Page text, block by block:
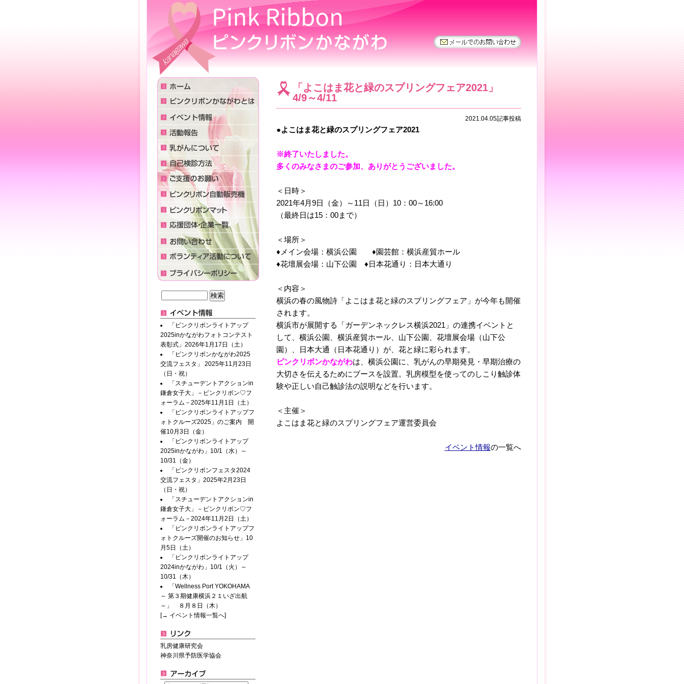
「よこはま花と緑のスプリングフェア2021」
4/9～4/11
2021.04.05記事投稿
●よこはま花と緑のスプリングフェア2021
※終了いたしました。
多くのみなさまのご参加、ありがとうございました。
＜日時＞
2021年4月9日（金）～11日（日）10：00～16:00
（最終日は15：00まで）
＜場所＞
♦メイン会場：横浜公園 ♦園芸館：横浜産貿ホール
♦花壇展会場：山下公園 ♦日本花通り：日本大通り
＜内容＞
横浜の春の風物詩「よこはま花と緑のスプリングフェア」が今年も開催
されます。
横浜市が展開する「ガーデンネックレス横浜2021」の連携イベントと
して、横浜公園、横浜産貿ホール、山下公園、花壇展会場（山下公
園）、日本大通（日本花通り）が、花と緑に彩られます。
ピンクリボンかながわは、横浜公園に、乳がんの早期発見・早期治療の
大切さを伝えるためにブースを設置。乳房模型を使ってのしこり触診体
験や正しい自己触診法の説明などを行います。
＜主催＞
よこはま花と緑のスプリングフェア運営委員会
イベント情報の一覧へ
「ピンクリボンライトアップ
2025inかながわフォトコンテスト
表彰式」2026年1月17日（土）
「ピンクリボンかながわ2025
交流フェスタ」 2025年11月23日
（日・祝）
「スチューデントアクションin
鎌倉女子大」－ピンクリボン♡フ
ォーラム－2025年11月1日（土）
「ピンクリボンライトアップフ
ォトクルーズ2025」のご案内 開
催10月3日（金）
「ピンクリボンライトアップ
2025inかながわ」10/1（水）～
10/31（金）
「ピンクリボンフェスタ2024
交流フェスタ」2025年2月23日
（日・祝）
「スチューデントアクションin
鎌倉女子大」－ピンクリボン♡フ
ォーラム－2024年11月2日（土）
「ピンクリボンライトアップフ
ォトクルーズ開催のお知らせ」10
月5日（土）
「ピンクリボンライトアップ
2024inかながわ」10/1（火）～
10/31（木）
「Wellness Port YOKOHAMA
～ 第３期健康横浜２１いざ出航
～」 ８月８日（木）
[→ イベント情報一覧へ]
乳房健康研究会
神奈川県予防医学協会